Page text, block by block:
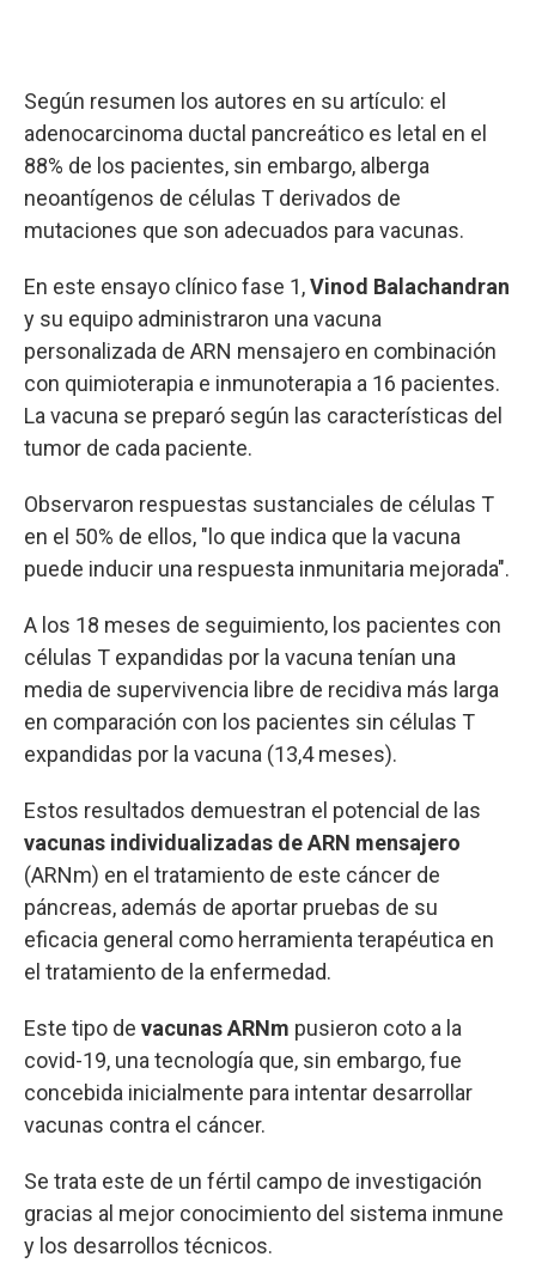
Según resumen los autores en su artículo: el
adenocarcinoma ductal pancreático es letal en el
88% de los pacientes, sin embargo, alberga
neoantígenos de células T derivados de
mutaciones que son adecuados para vacunas.
En este ensayo clínico fase 1,Vinod Balachandran
y su equipo administraron una vacuna
personalizada de ARN mensajero en combinación
con quimioterapia e inmunoterapia a 16 pacientes.
La vacuna se preparó según las características del
tumor de cada paciente.
Observaron respuestas sustanciales de células T
en el 50% de ellos, "lo que indica que la vacuna
puede inducir una respuesta inmunitaria mejorada".
A los 18 meses de seguimiento, los pacientes con
células T expandidas por la vacuna tenían una
media de supervivencia libre de recidiva más larga
en comparación con los pacientes sin células T
expandidas por la vacuna (13,4 meses).
Estos resultados demuestran el potencial de las
vacunas individualizadas de ARN mensajero
(ARNm) en el tratamiento de este cáncer de
páncreas, además de aportar pruebas de su
eficacia general como herramienta terapéutica en
el tratamiento de la enfermedad.
Este tipo de vacunas ARNm pusieron coto a la
covid-19, una tecnología que, sin embargo, fue
concebida inicialmente para intentar desarrollar
vacunas contra el cáncer.
Se trata este de un fértil campo de investigación
gracias al mejor conocimiento del sistema inmune
y los desarrollos técnicos.